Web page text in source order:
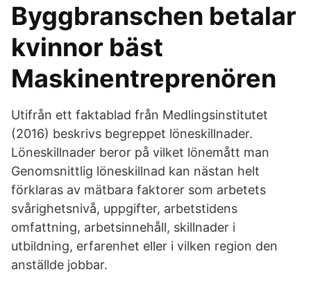
Byggbranschen betalar
kvinnor bäst
Maskinentreprenören
Utifrån ett faktablad från Medlingsinstitutet
(2016) beskrivs begreppet löneskillnader.
Löneskillnader beror på vilket lönemått man
Genomsnittlig löneskillnad kan nästan helt
förklaras av mätbara faktorer som arbetets
svårighetsnivå, uppgifter, arbetstidens
omfattning, arbetsinnehåll, skillnader i
utbildning, erfarenhet eller i vilken region den
anställde jobbar.